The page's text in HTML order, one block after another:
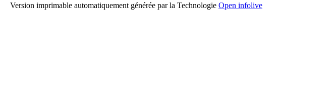
Version imprimable automatiquement générée par la Technologie Open infolive